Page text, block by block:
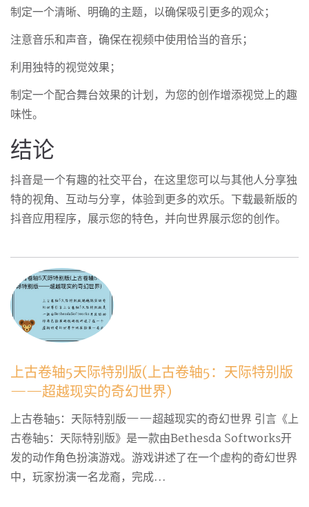
制定一个清晰、明确的主题，以确保吸引更多的观众；
注意音乐和声音，确保在视频中使用恰当的音乐；
利用独特的视觉效果；
制定一个配合舞台效果的计划，为您的创作增添视觉上的趣
味性。
结论
抖音是一个有趣的社交平台，在这里您可以与其他人分享独
特的视角、互动与分享，体验到更多的欢乐。下载最新版的
抖音应用程序，展示您的特色，并向世界展示您的创作。
上古卷轴5天际特别版(上古卷轴5：天际特别版
——超越现实的奇幻世界)
上古卷轴5：天际特别版——超越现实的奇幻世界 引言《上
古卷轴5：天际特别版》是一款由Bethesda Softworks开
发的动作角色扮演游戏。游戏讲述了在一个虚构的奇幻世界
中，玩家扮演一名龙裔，完成...